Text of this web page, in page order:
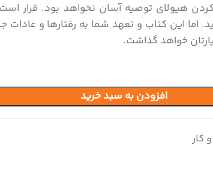
هیولای توصیه آسان نخواهد بود. قرار
اما این کتاب و تعهد شما به رفتارها و
خواهد گذاشت.
افزودن به سبد خرید
کار